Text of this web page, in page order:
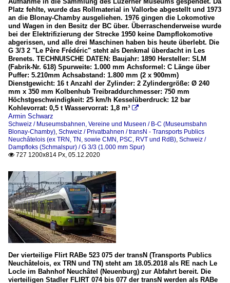
Platz fehlte, wurde das Rollmaterial in Vallorbe abgestellt und 1973
an die Blonay-Chamby ausgeliehen. 1976 gingen die Lokomotive
und Wagen in den Besitz der BC über. Überraschenderweise wurde
bei der Elektrifizierung der Strecke 1950 keine Dampflokomotive
abgerissen, und alle drei Maschinen haben bis heute überlebt. Die
G 3/3 2 "Le Père Frédéric" steht als Denkmal überdacht in Les
Brenets. TECHNUISCHE DATEN: Baujahr: 1890 Hersteller: SLM
(Fabrik-Nr. 618) Spurweite: 1.000 mm Achsformel: C Länge über
Puffer: 5.210mm Achsabstand: 1.800 mm (2 x 900mm)
Dienstgewicht: 16 t Anzahl der Zylinder: 2 Zylindergröße: Ø 240
mm x 350 mm Kolbenhub Treibraddurchmesser: 750 mm
Höchstgeschwindigkeit: 25 km/h Kesselüberdruck: 12 bar
Kohlevorrat: 0,5 t Wasservorrat: 1,8 m³ 
Armin Schwarz
Schweiz / Museumsbahnen, Vereine und Museen / B-C (Museumsbahn
Blonay-Chamby) Schweiz / Privatbahnen / transN - Transports Publics
Neuchâtelois (ex TRN, TN, sowie CMN, PSC, RVT und RdB) Schweiz /
Dampfloks (Schmalspur) / G 3/3 (1.000 mm Spur)
 727 1200x814 Px, 05.12.2020
Der vierteilige Flirt RABe 523 075 der transN (Transports Publics
Neuchâtelois, ex TRN und TN) steht am 18.05.2018 als RE nach Le
Locle im Bahnhof Neuchâtel (Neuenburg) zur Abfahrt bereit. Die
vierteiligen Stadler FLIRT 074 bis 077 der transN werden als RABe